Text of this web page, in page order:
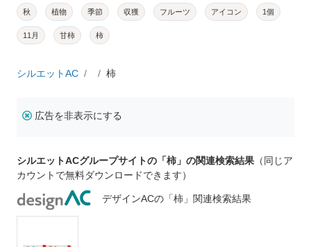
秋 植物 季節 収獲 フルーツ アイコン 1個
11月 甘柿 柿
シルエットAC 柿
広告を非表示にする
シルエットACグループサイトの「柿」の関連検索結果 （同じア
カウントで無料ダウンロードできます）
デザインACの「柿」関連検索結果